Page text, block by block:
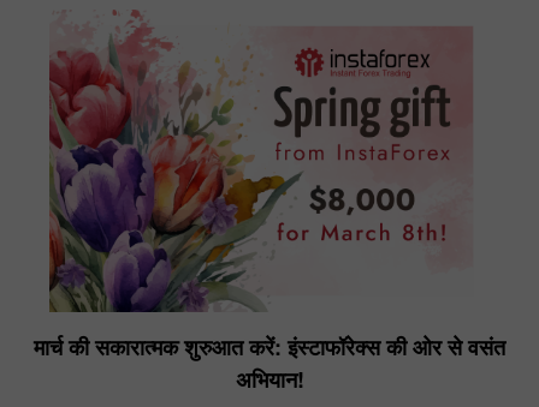
मार्च की सकारात्मक शुरुआत करें: इंस्टाफॉरेक्स की ओर से वसंत
अभियान!